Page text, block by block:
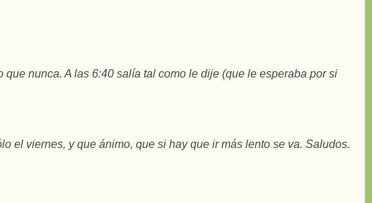
nunca. A las 6:40 salía tal como le dije (que le esperaba por si
el viernes, y que ánimo, que si hay que ir más lento se va. Saludos.